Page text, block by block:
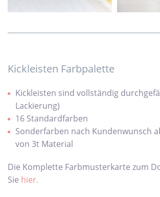
Kickleisten Farbpalette
Kickleisten sind vollständig
Lackierung)
16 Standardfarben
Sonderfarben nach Kundenwunsch
von 3t Material
Die Komplette Farbmusterkarte zum
Sie hier.